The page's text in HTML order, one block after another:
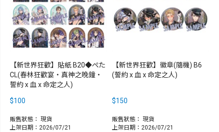
【新世界狂歡】貼紙 B20◆ぺた
CL(春林狂歡宴‧真神之晚鐘‧
誓約 x 血 x 命定之人)
$100
販售狀態： 現貨
上架日期：2026/07/21
【新世界狂歡】徽章(隨機) B6
(誓約 x 血 x 命定之人)
$150
販售狀態： 現貨
上架日期：2026/07/21